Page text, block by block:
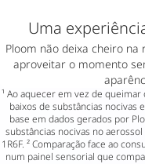
Uma
Ploom não deixa cheiro
aproveitar o momento
¹ Ao aquecer em vez de
baixos de substâncias nocivas
base em dados gerados por
substâncias nocivas no
1R6F. ² Comparação face ao
num painel sensorial que